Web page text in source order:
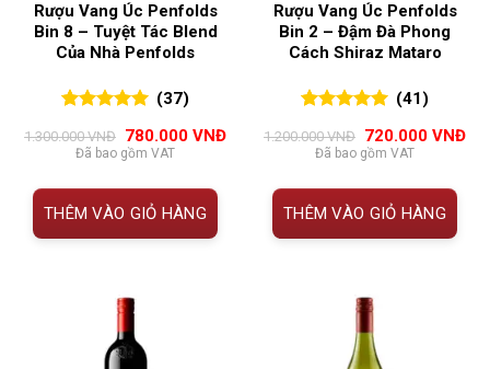
Rượu Vang Úc Penfolds
Bin 8 – Tuyệt Tác Blend
Của Nhà Penfolds
đánh giá
(37)
1.300.000VNĐ Giá
gốc
là:
1.300.000 VNĐ.
780.000 VNĐGiá
780.000 VNĐ.
Đã bao gồm VAT
THÊM VÀO GIỎ HÀNG
Rượu Vang Úc Penfolds
Bin 2 – Đậm Đà Phong
Cách Shiraz Mataro
đánh giá
(41)
1.200.000VNĐ Giá
gốc
là:
1.200.000 VNĐ.
720.000 VNĐGiá
Đã bao gồm VAT
THÊM VÀO GIỎ HÀNG